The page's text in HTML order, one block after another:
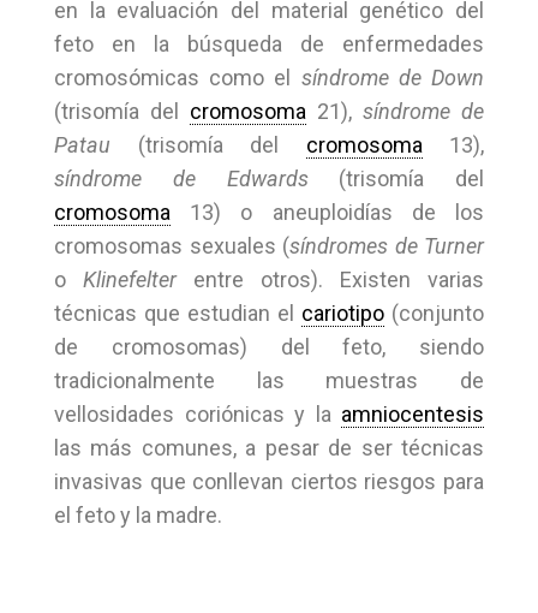
en la evaluación del material genético del
feto en la búsqueda de enfermedades
cromosómicas como el síndrome de Down
(trisomía del cromosoma 21), síndrome de
Patau (trisomía del cromosoma 13),
síndrome de Edwards(trisomía del
cromosoma 13) o aneuploidías de los
cromosomas sexuales (síndromes de Turner
o Klinefelterentre otros). Existen varias
técnicas que estudian el cariotipo (conjunto
de cromosomas) del feto, siendo
tradicionalmente las muestras de
vellosidades coriónicas y la amniocentesis
las más comunes, a pesar de ser técnicas
invasivas que conllevan ciertos riesgos para
el feto y la madre.